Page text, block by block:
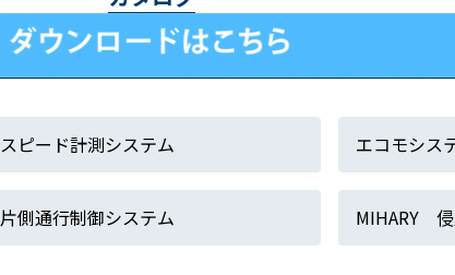
スピード計測システム エコモシス
片側通行制御システム MIHARY